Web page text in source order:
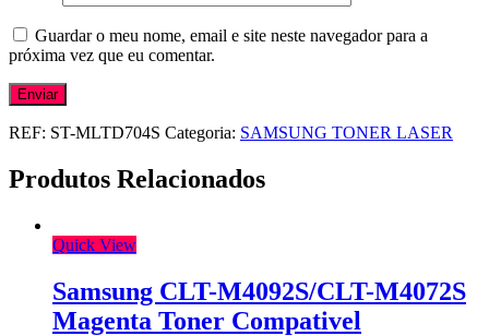
Guardar o meu nome, email e site neste navegador para a
próxima vez que eu comentar.
REF: ST-MLTD704S Categoria: SAMSUNG TONER LASER
Produtos Relacionados
Quick View
Samsung CLT-M4092S/CLT-M4072S
Magenta Toner Compativel